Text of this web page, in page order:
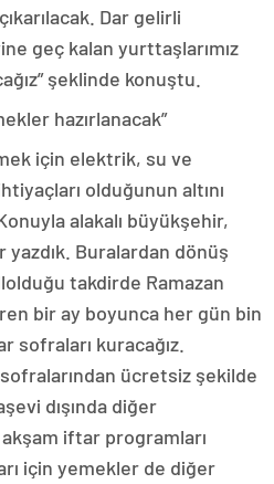
Dar gelirli
geç kalan yurttaşlarımız
şeklinde konuştu.
hazırlanacak”
için elektrik, su ve
olduğunun altını
alakalı büyükşehir,
yazdık. Buralardan dönüş
takdirde Ramazan
bir ay boyunca her gün bin
kuracağız.
ücretsiz şekilde
dışında diğer
iftar programları
için yemekler de diğer